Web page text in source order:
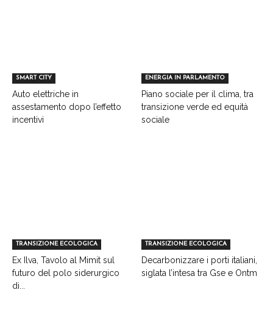
SMART CITY
Auto elettriche in
assestamento dopo l’effetto
incentivi
ENERGIA IN PARLAMENTO
Piano sociale per il clima, tra
transizione verde ed equità
sociale
TRANSIZIONE ECOLOGICA
Ex Ilva, Tavolo al Mimit sul
futuro del polo siderurgico
di...
TRANSIZIONE ECOLOGICA
Decarbonizzare i porti italiani,
siglata l’intesa tra Gse e Ontm